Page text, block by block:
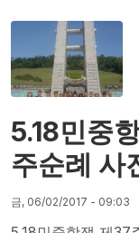
5.18민중
주순례 사
금, 06/02/2017 - 09:03